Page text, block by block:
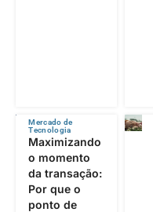
Mercado de
Tecnologia
Maximizando
o momento
da transação:
Por que o
ponto de